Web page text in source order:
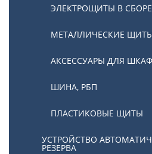
ЭЛЕКТРОЩИТЫ В СБОРЕ
МЕТАЛЛИЧЕСКИЕ
АКСЕССУАРЫ ДЛЯ
ШИНА, РБП
ПЛАСТИКОВЫЕ ЩИТЫ
УСТРОЙСТВО
РЕЗЕРВА